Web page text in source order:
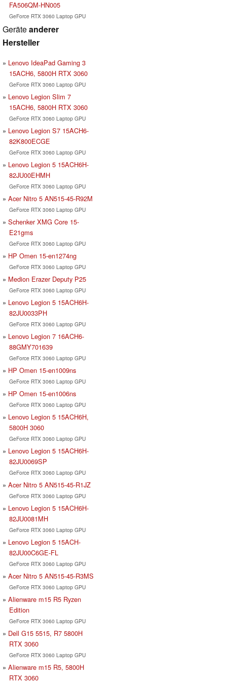
FA506QM-HN005
GeForce RTX 3060 Laptop GPU
Geräteanderer
Hersteller
Lenovo IdeaPad Gaming 3
15ACH6, 5800H RTX 3060
GeForce RTX 3060 Laptop GPU
Lenovo Legion Slim 7
15ACH6, 5800H RTX 3060
GeForce RTX 3060 Laptop GPU
Lenovo Legion S7 15ACH6-
82K800ECGE
GeForce RTX 3060 Laptop GPU
Lenovo Legion 5 15ACH6H-
82JU00EHMH
GeForce RTX 3060 Laptop GPU
Acer Nitro 5 AN515-45-R92M
GeForce RTX 3060 Laptop GPU
Schenker XMG Core 15-
E21gms
GeForce RTX 3060 Laptop GPU
HP Omen 15-en1274ng
GeForce RTX 3060 Laptop GPU
Medion Erazer Deputy P25
GeForce RTX 3060 Laptop GPU
Lenovo Legion 5 15ACH6H-
82JU0033PH
GeForce RTX 3060 Laptop GPU
Lenovo Legion 7 16ACH6-
88GMY701639
GeForce RTX 3060 Laptop GPU
HP Omen 15-en1009ns
GeForce RTX 3060 Laptop GPU
HP Omen 15-en1006ns
GeForce RTX 3060 Laptop GPU
Lenovo Legion 5 15ACH6H,
5800H 3060
GeForce RTX 3060 Laptop GPU
Lenovo Legion 5 15ACH6H-
82JU0069SP
GeForce RTX 3060 Laptop GPU
Acer Nitro 5 AN515-45-R1JZ
GeForce RTX 3060 Laptop GPU
Lenovo Legion 5 15ACH6H-
82JU0081MH
GeForce RTX 3060 Laptop GPU
Lenovo Legion 5 15ACH-
82JU00C6GE-FL
GeForce RTX 3060 Laptop GPU
Acer Nitro 5 AN515-45-R3MS
GeForce RTX 3060 Laptop GPU
Alienware m15 R5 Ryzen
Edition
GeForce RTX 3060 Laptop GPU
Dell G15 5515, R7 5800H
RTX 3060
GeForce RTX 3060 Laptop GPU
Alienware m15 R5, 5800H
RTX 3060